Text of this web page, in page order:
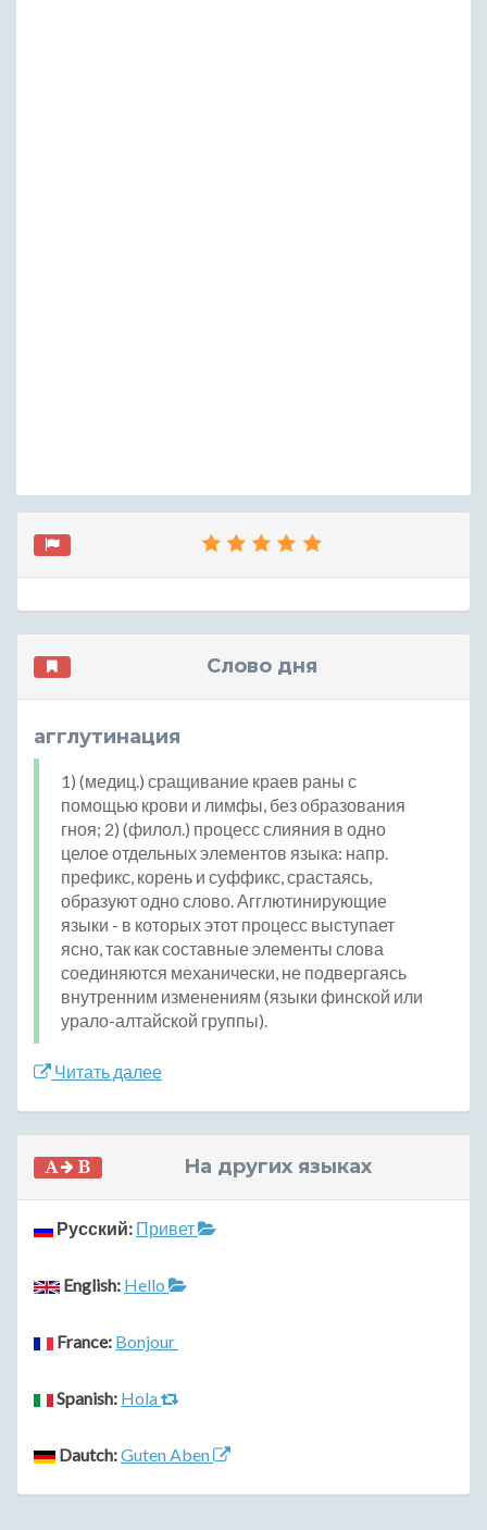
Слово дня
агглутинация
1) (медиц.) сращивание краев раны с
помощью крови и лимфы, без образования
гноя; 2) (филол.) процесс слияния в одно
целое отдельных элементов языка: напр.
префикс, корень и суффикс, срастаясь,
образуют одно слово. Агглютинирующие
языки - в которых этот процесс выступает
ясно, так как составные элементы слова
соединяются механически, не подвергаясь
внутренним изменениям (языки финской или
урало-алтайской группы).
Читать далее
На других языках
Русский: Привет
English: Hello
France: Bonjour
Spanish: Hola
Dautch:Guten Aben